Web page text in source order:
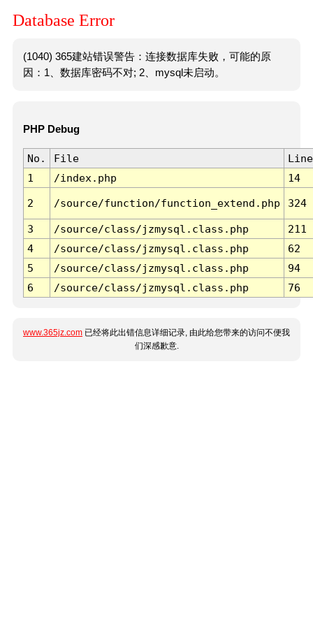
Database Error
(1040) 365建站错误警告：连接数据库失败，可能的原
因：1、数据库密码不对; 2、mysql未启动。
PHP Debug
No. File
Line
1
/index.php 14
2 /source/function/function_extend.php 324
3 /source/class/jzmysql.class.php
211
4
/source/class/jzmysql.class.php
62
5
/source/class/jzmysql.class.php
94
6
/source/class/jzmysql.class.php 76
www.365jz.com 已经将此出错信息详细记录, 由此给您带来的访问不便我
们深感歉意.